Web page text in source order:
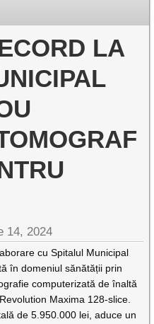
LA
14, 2024
cu Spitalul Municipal
în domeniul sănătății prin
computerizată de înaltă
Maxima 128-slice.
de 5.950.000 lei, aduce un